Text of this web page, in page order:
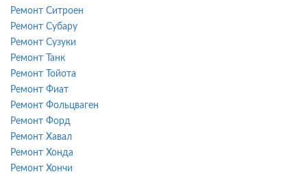
Ремонт Ситроен
Ремонт Субару
Ремонт Сузуки
Ремонт Танк
Ремонт Тойота
Ремонт Фиат
Ремонт Фольцваген
Ремонт Форд
Ремонт Хавал
Ремонт Хонда
Ремонт Хончи